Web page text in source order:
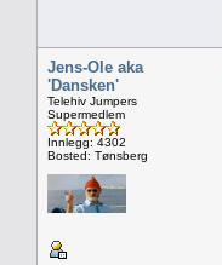
Jens-Ole aka
'Dansken'
Telehiv Jumpers
Supermedlem
Innlegg: 4302
Bosted: Tønsberg